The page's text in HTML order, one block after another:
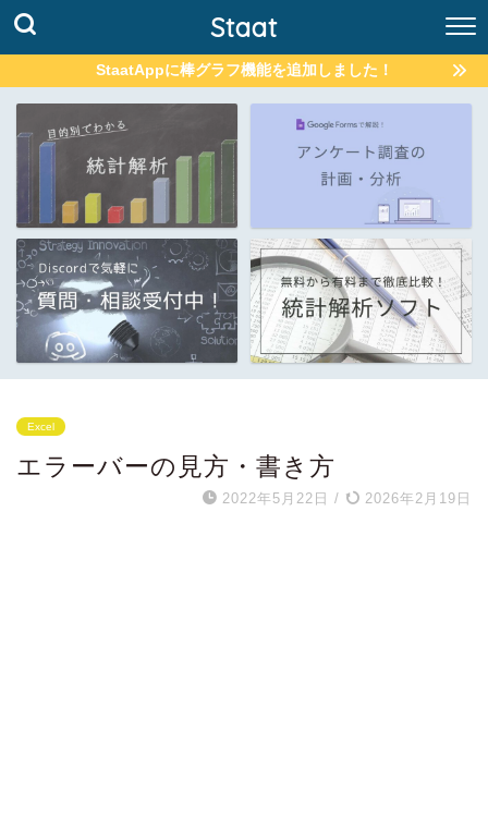
Staat
StaatAppに棒グラフ機能を追加しました！
Excel
エラーバーの見方・書き方
2022年5月22日 / 2026年2月19日